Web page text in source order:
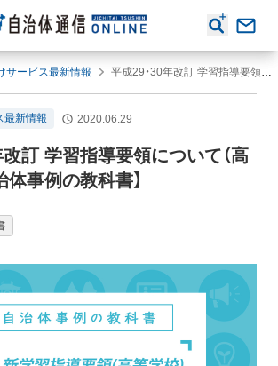
サービス最新情報 平成29・30年改訂 学習指導要領について（高等学校）【自治体事例の教科書】
最新情報 2020.06.29
改訂 学習指導要領について（高
体事例の教科書】